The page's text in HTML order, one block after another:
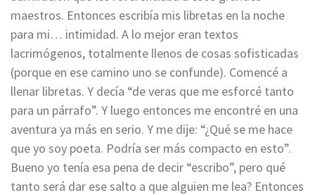
maestros. Entonces escribía mis libretas en la noche
para mi… intimidad. A lo mejor eran textos
lacrimógenos, totalmente llenos de cosas sofisticadas
(porque en ese camino uno se confunde). Comencé a
llenar libretas. Y decía “de veras que me esforcé tanto
para un párrafo”. Y luego entonces me encontré en una
aventura ya más en serio. Y me dije: “¿Qué se me hace
que yo soy poeta. Podría ser más compacto en esto”.
Bueno yo tenía esa pena de decir “escribo”, pero qué
tanto será dar ese salto a que alguien me lea? Entonces